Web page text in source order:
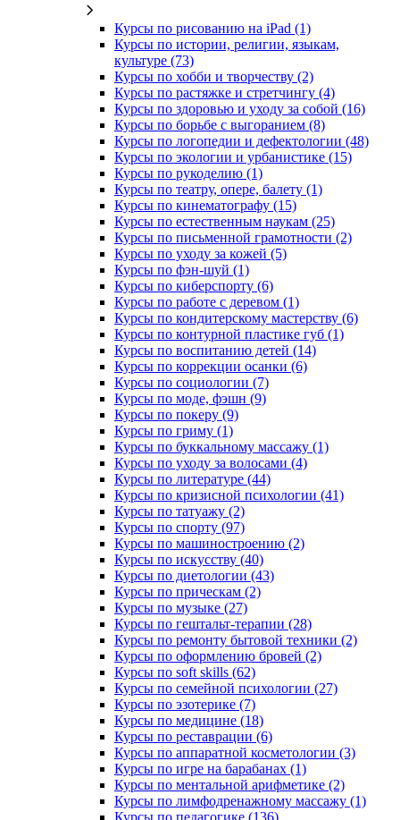
Курсы по рисованию на iPad (1)
Курсы по истории, религии, языкам,
культуре (73)
Курсы по хобби и творчеству (2)
Курсы по растяжке и стретчингу (4)
Курсы по здоровью и уходу за собой (16)
Курсы по борьбе с выгоранием (8)
Курсы по логопедии и дефектологии (48)
Курсы по экологии и урбанистике (15)
Курсы по рукоделию (1)
Курсы по театру, опере, балету (1)
Курсы по кинематографу (15)
Курсы по естественным наукам (25)
Курсы по письменной грамотности (2)
Курсы по уходу за кожей (5)
Курсы по фэн-шуй (1)
Курсы по киберспорту (6)
Курсы по работе с деревом (1)
Курсы по кондитерскому мастерству (6)
Курсы по контурной пластике губ (1)
Курсы по воспитанию детей (14)
Курсы по коррекции осанки (6)
Курсы по социологии (7)
Курсы по моде, фэшн (9)
Курсы по покеру (9)
Курсы по гриму (1)
Курсы по буккальному массажу (1)
Курсы по уходу за волосами (4)
Курсы по литературе (44)
Курсы по кризисной психологии (41)
Курсы по татуажу (2)
Курсы по спорту (97)
Курсы по машиностроению (2)
Курсы по искусству (40)
Курсы по диетологии (43)
Курсы по прическам (2)
Курсы по музыке (27)
Курсы по гештальт-терапии (28)
Курсы по ремонту бытовой техники (2)
Курсы по оформлению бровей (2)
Курсы по soft skills (62)
Курсы по семейной психологии (27)
Курсы по эзотерике (7)
Курсы по медицине (18)
Курсы по реставрации (6)
Курсы по аппаратной косметологии (3)
Курсы по игре на барабанах (1)
Курсы по ментальной арифметике (2)
Курсы по лимфодренажному массажу (1)